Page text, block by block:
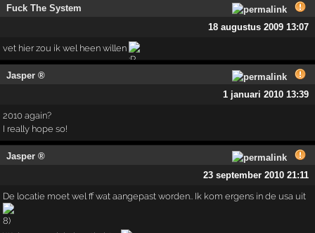
Fuck The System
18 augustus 2009 13:07
vet hier zou ik wel heen willen
Jasper ®
1 januari 2010 13:39
2010 again?
I really hope so!
Jasper ®
23 september 2010 21:11
De locatie moet wel ff wat aangepast worden.. Ik kom ergens in de usa uit